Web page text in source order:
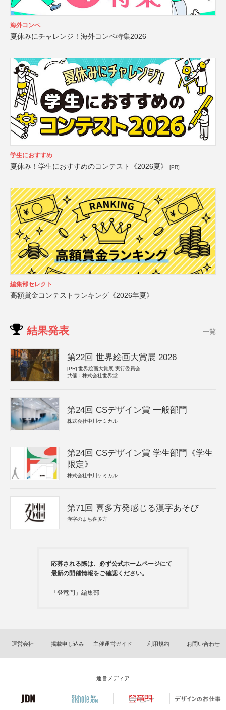
海外コンペ
夏休みにチャレンジ！海外コンペ特集2026
学生におすすめ
夏休み！学生におすすめのコンテスト《2026夏》 [PR]
編集部セレクト
高額賞金コンテストランキング《2026年夏》
結果発表 一覧
第22回 世界絵画大賞展 2026
[PR] 世界絵画大賞展 実行委員会
共催：株式会社世界堂
第24回 CSデザイン賞 一般部門
株式会社中川ケミカル
第24回 CSデザイン賞 学生部門《学生
限定》
株式会社中川ケミカル
第71回 喜多方発感じる漢字あそび
漢字のまち喜多方
応募される際は、必ず公式ホームページにて
最新の開催情報をご確認ください。
「登竜門」編集部
運営会社 掲載申し込み 主催運営ガイド 利用規約 お問い合わせ
運営メディア